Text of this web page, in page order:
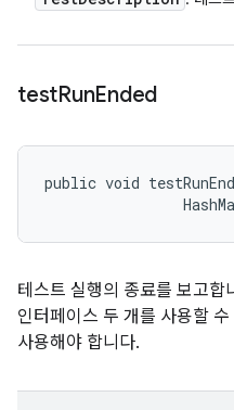
testRunEnded
public void
테스트 실행의 종료를 보고합
인터페이스 두 개를 사용할
사용해야 합니다.